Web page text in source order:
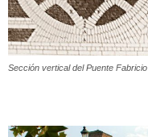
Sección vertical del Puente Fabricio